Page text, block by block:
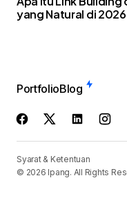
yang Natural di 2026
PortfolioBlog
Syarat & Ketentuan
© 2026 Ipang. All Rights